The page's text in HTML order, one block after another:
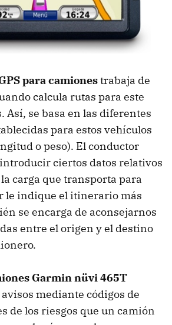
para camionestrabaja de
calcula rutas para este
Así, se basa en las diferentes
para estos vehículos
o peso). El conductor
ciertos datos relativos
carga que transporta para
le indique el itinerario más
se encarga de aconsejarnos
entre el origen y el destino
Garmin nüvi 465T
mediante códigos de
de los riesgos que un camión